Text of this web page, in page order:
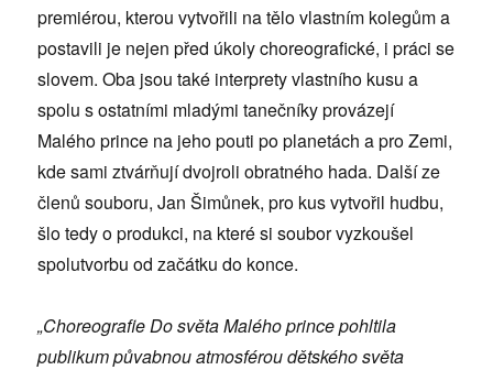
premiérou, kterou vytvořili na tělo vlastním kolegům a
postavili je nejen před úkoly choreografické, i práci se
slovem. Oba jsou také interprety vlastního kusu a
spolu s ostatními mladými tanečníky provázejí
Malého prince na jeho pouti po planetách a pro Zemi,
kde sami ztvárňují dvojroli obratného hada. Další ze
členů souboru, Jan Šimůnek, pro kus vytvořil hudbu,
šlo tedy o produkci, na které si soubor vyzkoušel
spolutvorbu od začátku do konce.
„Choreografie Do světa Malého prince pohltila
publikum půvabnou atmosférou dětského světa